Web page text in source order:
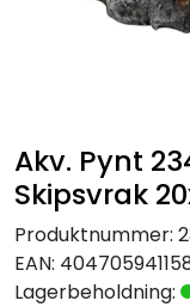
Akv. Pynt
Skipsvrak
Produktnummer:
EAN:
Lagerbeholdning: